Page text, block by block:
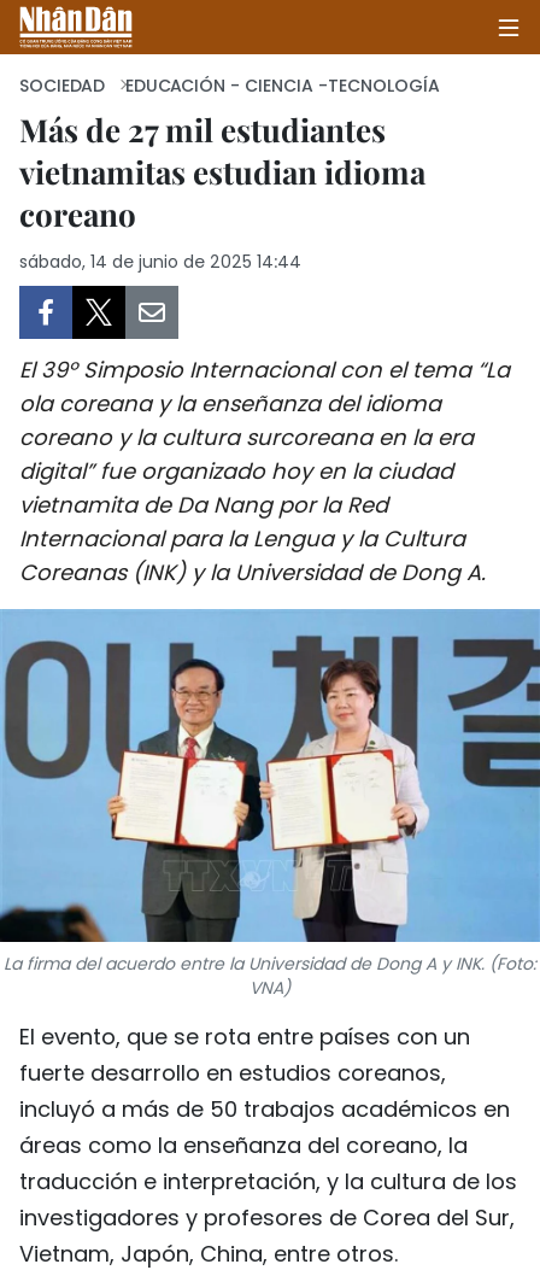
INICIO
SALUD - MEDIO AMBIENTE
CULTURA - ENTRETENIMIENTO
INTERNACIONAL
DEPORTES
PUENTE DE AMISTAD
HISTORIAS MULTIMEDIA
FOTOGRAFÍA
¿QUIÉNES SOMOS?
TIẾNG VIỆT
ENGLISH
中文
FRANÇAIS
РУССКИЙ
SOCIEDAD EDUCACIÓN - CIENCIA -TECNOLOGÍA
Más de 27 mil estudiantes
vietnamitas estudian idioma
coreano
sábado, 14 de junio de 2025 14:44
El 39º Simposio Internacional con el tema “La
ola coreana y la enseñanza del idioma
coreano y la cultura surcoreana en la era
digital” fue organizado hoy en la ciudad
vietnamita de Da Nang por la Red
Internacional para la Lengua y la Cultura
Coreanas (INK) y la Universidad de Dong A.
La firma del acuerdo entre la Universidad de Dong A y INK. (Foto:
VNA)
El evento, que se rota entre países con un
fuerte desarrollo en estudios coreanos,
incluyó a más de 50 trabajos académicos en
áreas como la enseñanza del coreano, la
traducción e interpretación, y la cultura de los
investigadores y profesores de Corea del Sur,
Vietnam, Japón, China, entre otros.